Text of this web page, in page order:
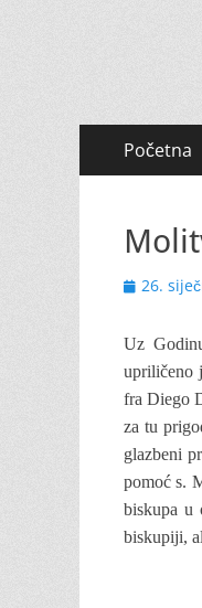
Primary
Menu
Početna
Posted
26.
Uz
upriličeno
fra Diego
za tu
glazbeni
pomoć s.
biskupa u
biskupiji,